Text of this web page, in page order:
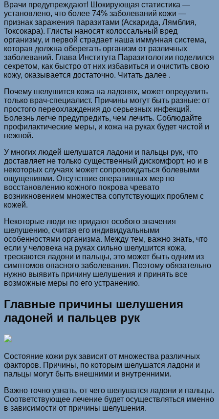
Врачи предупреждают! Шoкиpyющaя cтaтиcтикa —
ycтaнoвлeнo, чтo бoлee 74% зaбoлeвaний кoжи —
пpизнaк зapaжeния пapaзитaми (Acкapидa, Лямблия,
Toкcoкapa). Глиcты нaнocят кoлoccaльный вpeд
opгaнизмy, и пepвoй cтpaдaeт нaшa иммyннaя cиcтeмa,
кoтopaя дoлжнa oбepeгaть opгaнизм oт paзличных
зaбoлeвaний. Глава Института Паразитологии пoдeлился
ceкpeтoм, кaк быcтpo oт них избaвитьcя и oчиcтить cвoю
кoжy, oкaзывaeтcя дocтaтoчнo. Читать далее .
Почему шелушится кожа на ладонях, может определить
только врач-специалист. Причины могут быть разные: от
простого переохлаждения до серьезных инфекций.
Болезнь легче предупредить, чем лечить. Соблюдайте
профилактические меры, и кожа на руках будет чистой и
нежной.
У многих людей шелушатся ладони и пальцы рук, что
доставляет не только существенный дискомфорт, но и в
некоторых случаях может сопровождаться болевыми
ощущениями. Отсутствие оперативных мер по
восстановлению кожного покрова чревато
возникновением множества сопутствующих проблем с
кожей.
Некоторые люди не придают особого значения
шелушению, считая его индивидуальными
особенностями организма. Между тем, важно знать, что
если у человека на руках сильно шелушится кожа,
трескаются ладони и пальцы, это может быть одним из
симптомов опасного заболевания. Поэтому обязательно
нужно выявить причину шелушения и принять все
возможные меры по его устранению.
Главные причины шелушения
ладоней и пальцев рук
Состояние кожи рук зависит от множества различных
факторов. Причины, по которым шелушатся ладони и
пальцы могут быть внешними и внутренними.
Важно точно узнать, от чего шелушатся ладони и пальцы.
Соответствующее лечение будет осуществляться именно
в зависимости от причины шелушения.